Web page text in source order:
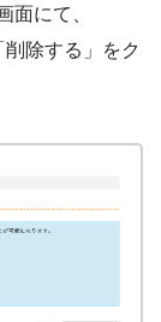
面にて、
除する」をク